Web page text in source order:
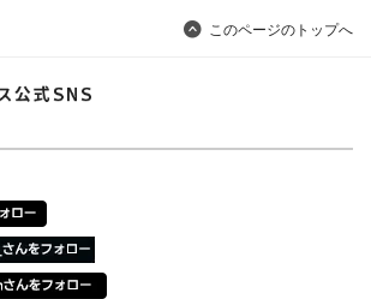
このページのトップへ